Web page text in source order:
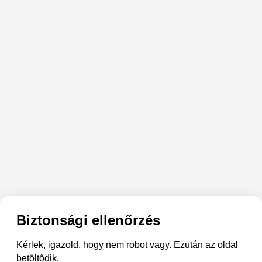
Biztonsági ellenőrzés
Kérlek, igazold, hogy nem robot vagy. Ezután az oldal
betöltődik.